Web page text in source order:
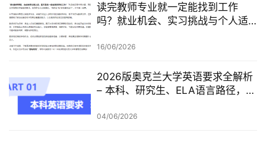
读完教师专业就一定能找到工作
吗？就业机会、实习挑战与个人适
16/06/2026
2026版奥克兰大学英语要求全解析
– 本科、研究生、ELA语言路径，一
04/06/2026